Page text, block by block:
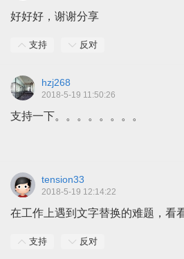
好好好，谢谢分享
支持 反对
hzj268
2018-5-19 11:50:26
支持一下。。。。。。。。
tension33
2018-5-19 12:14:22
在工作上遇到文字替换的难题，看
支持 反对